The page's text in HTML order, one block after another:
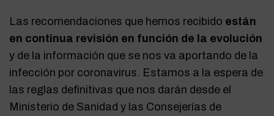
Las recomendaciones que hemos recibido están
en continua revisión en función de la evolución
y de la información que se nos va aportando de la
infección por coronavirus. Estamos a la espera de
las reglas definitivas que nos darán desde el
Ministerio de Sanidad y las Consejerías de